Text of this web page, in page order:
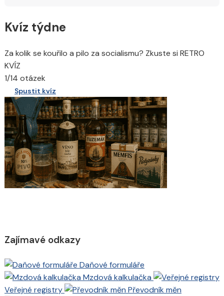
Kvíz týdne
Za kolik se kouřilo a pilo za socialismu? Zkuste si RETRO
KVÍZ
1/14 otázek
Spustit kvíz
Zajímavé odkazy
Daňové formuláře
Mzdová kalkulačka
Veřejné registry
Převodník měn